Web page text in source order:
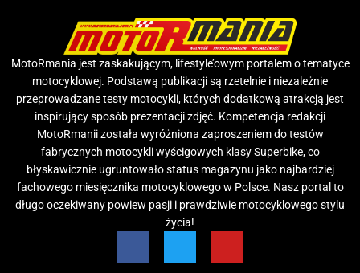
MotoRmania jest zaskakującym, lifestyle’owym portalem o tematyce
motocyklowej. Podstawą publikacji są rzetelnie i niezależnie
przeprowadzane testy motocykli, których dodatkową atrakcją jest
inspirujący sposób prezentacji zdjęć. Kompetencja redakcji
MotoRmanii została wyróżniona zaproszeniem do testów
fabrycznych motocykli wyścigowych klasy Superbike, co
błyskawicznie ugruntowało status magazynu jako najbardziej
fachowego miesięcznika motocyklowego w Polsce. Nasz portal to
długo oczekiwany powiew pasji i prawdziwie motocyklowego stylu
życia!